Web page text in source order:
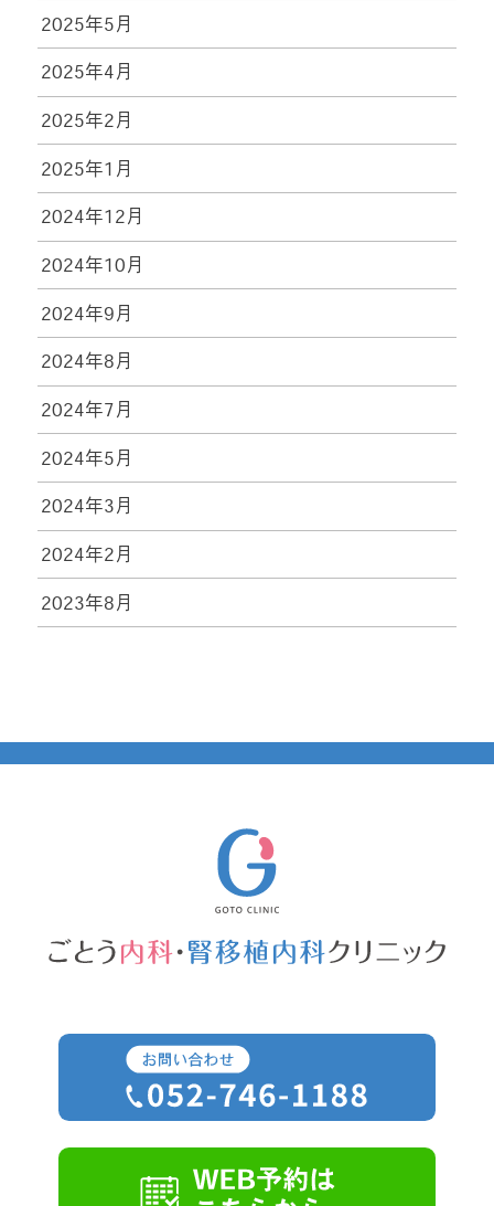
2025年5月
2025年4月
2025年2月
2025年1月
2024年12月
2024年10月
2024年9月
2024年8月
2024年7月
2024年5月
2024年3月
2024年2月
2023年8月